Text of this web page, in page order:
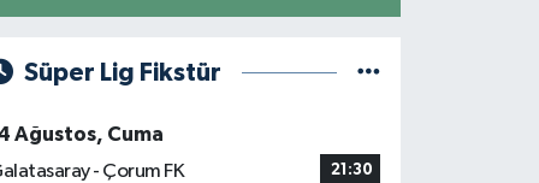
Süper Lig Fikstür
Ağustos, Cuma
- Çorum FK
21:30